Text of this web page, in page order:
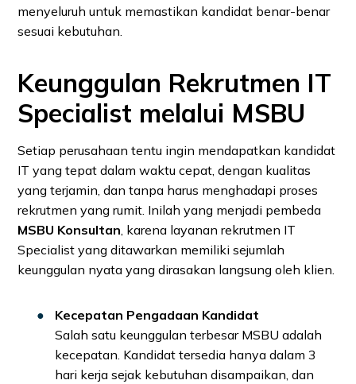
menyeluruh untuk memastikan kandidat benar-benar
sesuai kebutuhan.
Keunggulan Rekrutmen IT
Specialist melalui MSBU
Setiap perusahaan tentu ingin mendapatkan kandidat
IT yang tepat dalam waktu cepat, dengan kualitas
yang terjamin, dan tanpa harus menghadapi proses
rekrutmen yang rumit. Inilah yang menjadi pembeda
MSBU Konsultan, karena layanan rekrutmen IT
Specialist yang ditawarkan memiliki sejumlah
keunggulan nyata yang dirasakan langsung oleh klien.
Kecepatan Pengadaan Kandidat
Salah satu keunggulan terbesar MSBU adalah
kecepatan. Kandidat tersedia hanya dalam 3
hari kerja sejak kebutuhan disampaikan, dan